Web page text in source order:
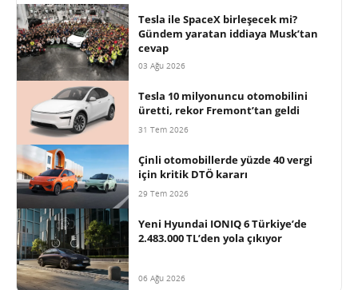
Tesla ile SpaceX birleşecek mi?
Gündem yaratan iddiaya Musk’tan
cevap
03 Ağu 2026
Tesla 10 milyonuncu otomobilini
üretti, rekor Fremont’tan geldi
31 Tem 2026
Çinli otomobillerde yüzde 40 vergi
için kritik DTÖ kararı
29 Tem 2026
Yeni Hyundai IONIQ 6 Türkiye’de
2.483.000 TL’den yola çıkıyor
06 Ağu 2026